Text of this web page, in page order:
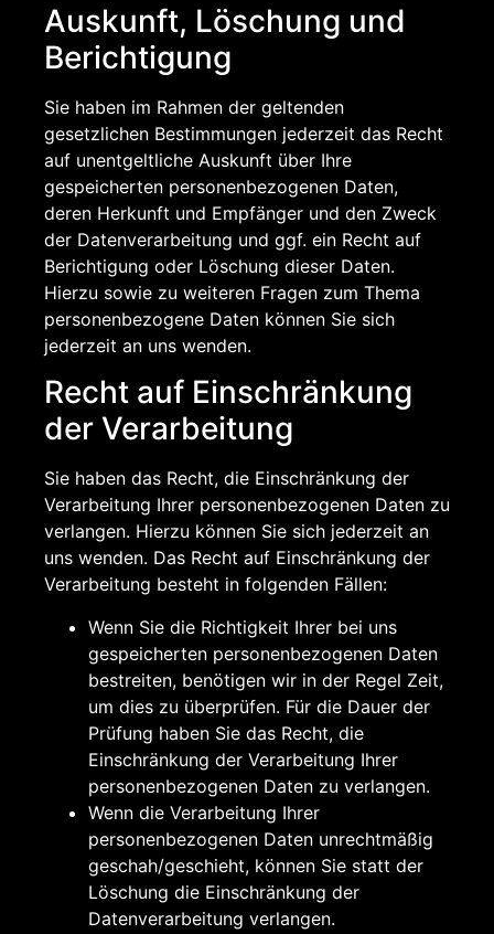
Auskunft, Löschung und
Berichtigung
Sie haben im Rahmen der geltenden
gesetzlichen Bestimmungen jederzeit das Recht
auf unentgeltliche Auskunft über Ihre
gespeicherten personenbezogenen Daten,
deren Herkunft und Empfänger und den Zweck
der Datenverarbeitung und ggf. ein Recht auf
Berichtigung oder Löschung dieser Daten.
Hierzu sowie zu weiteren Fragen zum Thema
personenbezogene Daten können Sie sich
jederzeit an uns wenden.
Recht auf Einschränkung
der Verarbeitung
Sie haben das Recht, die Einschränkung der
Verarbeitung Ihrer personenbezogenen Daten zu
verlangen. Hierzu können Sie sich jederzeit an
uns wenden. Das Recht auf Einschränkung der
Verarbeitung besteht in folgenden Fällen:
Wenn Sie die Richtigkeit Ihrer bei uns
gespeicherten personenbezogenen Daten
bestreiten, benötigen wir in der Regel Zeit,
um dies zu überprüfen. Für die Dauer der
Prüfung haben Sie das Recht, die
Einschränkung der Verarbeitung Ihrer
personenbezogenen Daten zu verlangen.
Wenn die Verarbeitung Ihrer
personenbezogenen Daten unrechtmäßig
geschah/geschieht, können Sie statt der
Löschung die Einschränkung der
Datenverarbeitung verlangen.